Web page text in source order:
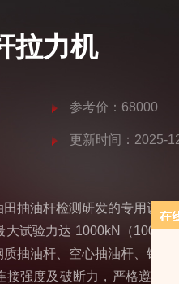
拉力机
参考价：68000
更新时间：2025-
抽油杆检测研发的专用设备
试验力达 1000kN（100 吨
抽油杆、空心抽油杆、锥螺
接强度及破断力，严格遵循